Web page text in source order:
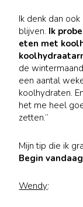
Ik denk dan
blijven. Ik
eten met
de
een aantal
koolhydraten.
het me heel
zetten.”
Mijn tip die ik
Begin
Wendy: